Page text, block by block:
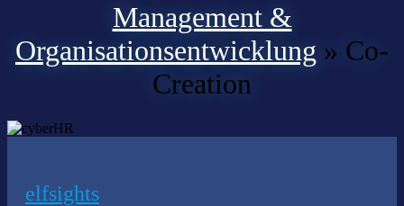
Management &
Organisationsentwicklung » Co-
Creation
elfsights